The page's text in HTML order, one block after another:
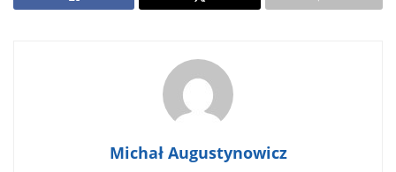
Michał Augustynowicz